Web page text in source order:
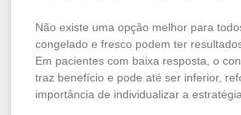
Não existe uma opção melhor para
congelado e fresco podem ter
Em pacientes com baixa resposta, o
traz benefício e pode até ser inferior,
importância de individualizar a estratégia.